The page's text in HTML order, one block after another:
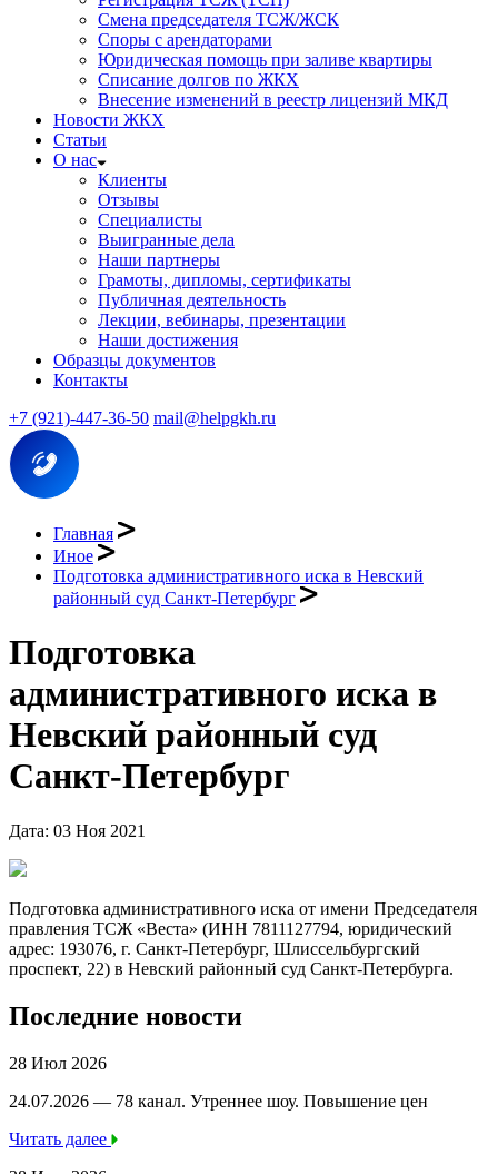
Смена председателя ТСЖ/ЖСК
Споры с арендаторами
Юридическая помощь при заливе квартиры
Списание долгов по ЖКХ
Внесение изменений в реестр лицензий МКД
Новости ЖКХ
Статьи
О нас
Клиенты
Отзывы
Специалисты
Выигранные дела
Наши партнеры
Грамоты, дипломы, сертификаты
Публичная деятельность
Лекции, вебинары, презентации
Наши достижения
Образцы документов
Контакты
+7 (921)-447-36-50 mail@helpgkh.ru
Главная
Иное
Подготовка административного иска в Невский
районный суд Санкт-Петербург
Подготовка
административного иска в
Невский районный суд
Санкт-Петербург
Дата: 03 Ноя 2021
Подготовка административного иска от имени Председателя
правления ТСЖ «Веста» (ИНН 7811127794, юридический
адрес: 193076, г. Санкт-Петербург, Шлиссельбургский
проспект, 22) в Невский районный суд Санкт-Петербурга.
Последние новости
28 Июл 2026
24.07.2026 — 78 канал. Утреннее шоу. Повышение цен
Читать далее